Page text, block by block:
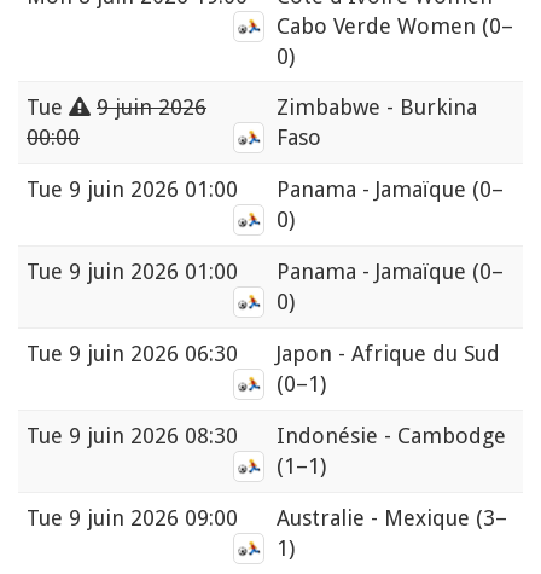
Cabo Verde Women (0–
0)
Tue
9 juin 2026
00:00
Zimbabwe - Burkina
Faso
Tue 9 juin 2026 01:00 Panama - Jamaïque (0–
0)
Tue 9 juin 2026 01:00 Panama - Jamaïque (0–
0)
Tue 9 juin 2026 06:30
Japon - Afrique du Sud
(0–1)
Tue 9 juin 2026 08:30
Indonésie - Cambodge
(1–1)
Tue 9 juin 2026 09:00 Australie - Mexique (3–
1)